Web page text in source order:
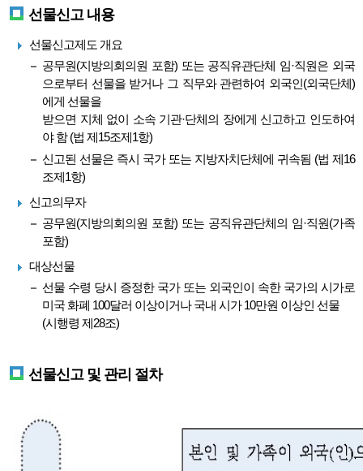
선물신고 내용
선물신고제도 개요
공무원(지방의회의원 포함) 또는 공직유관단체 임·직원은 외국
으로부터 선물을 받거나 그 직무와 관련하여 외국인(외국단체)
에게 선물을
받으면 지체 없이 소속 기관·단체의 장에게 신고하고 인도하여
야 함 (법 제15조제1항)
신고된 선물은 즉시 국가 또는 지방자치단체에 귀속됨 (법 제16
조제1항)
신고의무자
공무원(지방의회의원 포함) 또는 공직유관단체의 임·직원(가족
포함)
대상선물
선물 수령 당시 증정한 국가 또는 외국인이 속한 국가의 시가로
미국 화폐 100달러 이상이거나 국내 시가 10만원 이상인 선물
(시행령 제28조)
선물신고 및 관리 절차